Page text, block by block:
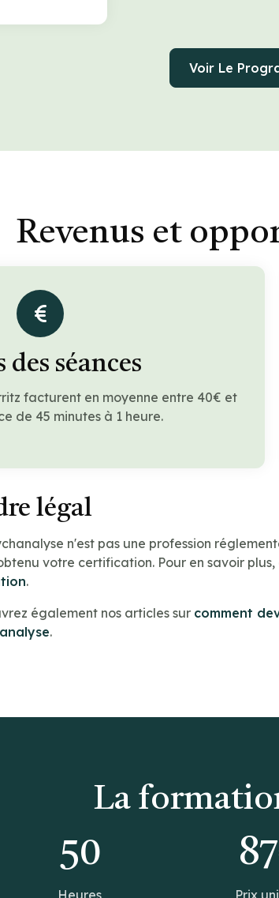
Voir Le
Revenus et
séances
facturent en moyenne entre 40€ et
de 45 minutes à 1 heure.
légal
n'est pas une profession
votre certification. Pour en savoir
.
également nos articles sur comment
.
La
50